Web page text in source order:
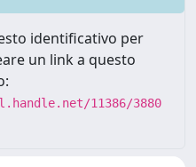
identificativo per
un link a questo
11386/3880